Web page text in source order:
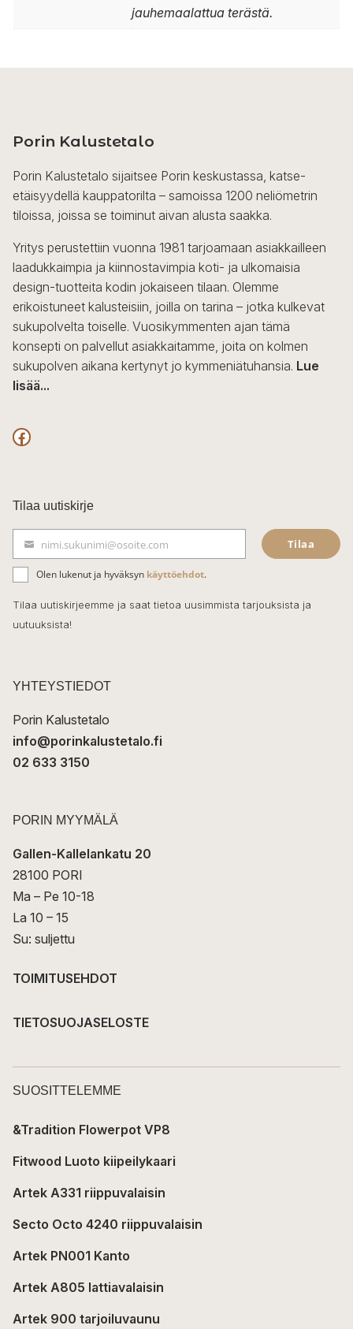
jauhemaalattua terästä.
Porin Kalustetalo
Porin Kalustetalo sijaitsee Porin keskustassa, katse-
etäisyydellä kauppatorilta – samoissa 1200 neliömetrin
tiloissa, joissa se toiminut aivan alusta saakka.
Yritys perustettiin vuonna 1981 tarjoamaan asiakkailleen
laadukkaimpia ja kiinnostavimpia koti- ja ulkomaisia
design-tuotteita kodin jokaiseen tilaan. Olemme
erikoistuneet kalusteisiin, joilla on tarina – jotka kulkevat
sukupolvelta toiselle. Vuosikymmenten ajan tämä
konsepti on palvellut asiakkaitamme, joita on kolmen
sukupolven aikana kertynyt jo kymmeniätuhansia. Lue
lisää...
F
c
e
b
o
o
k
Tilaa uutiskirje
ä
h
k
t
nimi.sukunimi@osoite.com Tilaa
Olen lukenut ja hyväksyn käyttöehdot.
Tilaa uutiskirjeemme ja saat tietoa uusimmista tarjouksista ja
uutuuksista!
YHTEYSTIEDOT
Porin Kalustetalo
info@porinkalustetalo.fi
02 633 3150
PORIN MYYMÄLÄ
Gallen-Kallelankatu 20
28100 PORI
Ma – Pe 10-18
La 10 – 15
Su: suljettu
TOIMITUSEHDOT
TIETOSUOJASELOSTE
SUOSITTELEMME
&Tradition Flowerpot VP8
Fitwood Luoto kiipeilykaari
Artek A331 riippuvalaisin
Secto Octo 4240 riippuvalaisin
Artek PN001 Kanto
Artek A805 lattiavalaisin
Artek 900 tarjoiluvaunu